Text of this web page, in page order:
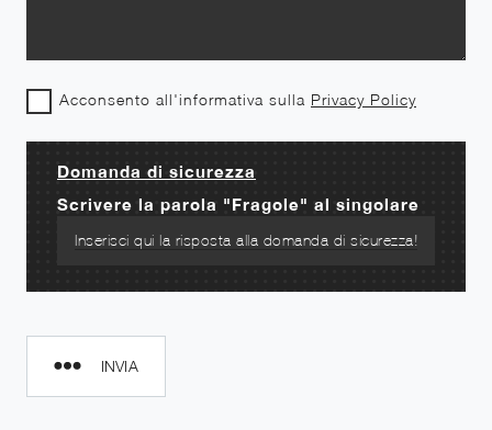
Acconsento all'informativa sulla Privacy Policy
Domanda di sicurezza
Scrivere la parola "Fragole" al singolare
INVIA